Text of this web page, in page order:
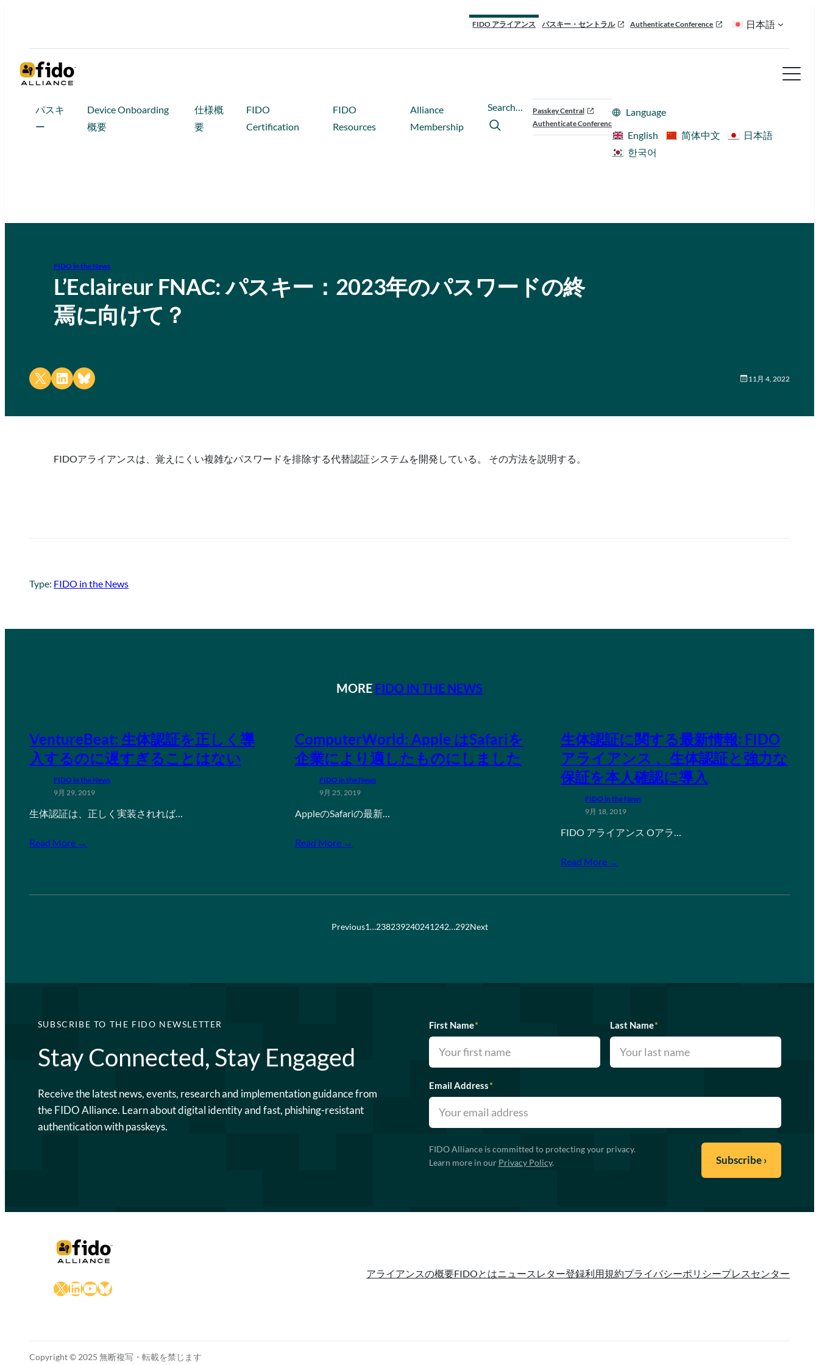
FIDO アライアンス パスキー・セントラル Authenticate Conference 日本語
パスキ
ー
Device Onboarding
概要
仕様概
要
FIDO
Certification
FIDO
Resources
Alliance
Membership
Search…
Passkey Central
Authenticate Conference
Language
English
简体中文
日本語
한국어
FIDO in the News
L’Eclaireur FNAC: パスキー：2023年のパスワードの終
焉に向けて？
Share on X Share on LinkedIn
Share on Bluesky 11月 4, 2022
FIDOアライアンスは、覚えにくい複雑なパスワードを排除する代替認証システムを開発している。 その方法を説明する。
Type: FIDO in the News
MORE FIDO IN THE NEWS
VentureBeat: 生体認証を正しく導
入するのに遅すぎることはない
FIDO in the News
9月 29, 2019
生体認証は、正しく実装されれば…
Read More →
ComputerWorld: Apple はSafariを
企業により適したものにしました
FIDO in the News
9月 25, 2019
AppleのSafariの最新…
Read More →
生体認証に関する最新情報: FIDO
アライアンス 、生体認証と強力な
保証を本人確認に導入
FIDO in the News
9月 18, 2019
FIDO アライアンス Oアラ…
Read More →
Previous1…238239240241242…292Next
SUBSCRIBE TO THE FIDO NEWSLETTER
Stay Connected, Stay Engaged
Receive the latest news, events, research and implementation guidance from
the FIDO Alliance. Learn about digital identity and fast, phishing-resistant
authentication with passkeys.
First Name* Last Name*
Email Address*
FIDO Alliance is committed to protecting your privacy.
Learn more in our Privacy Policy.
X LinkedIn
YouTube
Bluesky
アライアンスの概要FIDOとはニュースレター登録利用規約プライバシーポリシープレスセンター
Copyright © 2025 無断複写・転載を禁じます